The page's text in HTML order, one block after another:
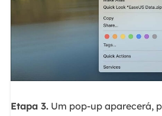
Etapa 3.Um pop-up aparecerá,